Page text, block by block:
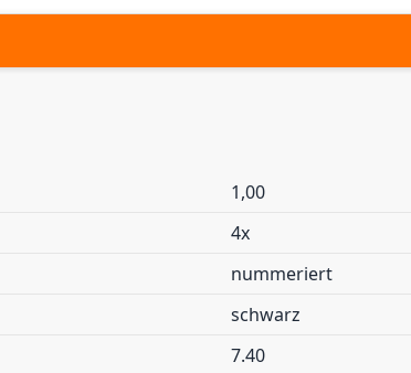
1,00
4x
nummeriert
schwarz
7.40